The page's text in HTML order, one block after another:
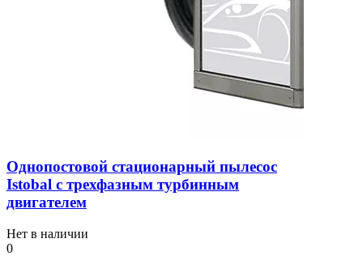
Однопостовой стационарный пылесос
Istobal с трехфазным турбинным
двигателем
Нет в наличии
0